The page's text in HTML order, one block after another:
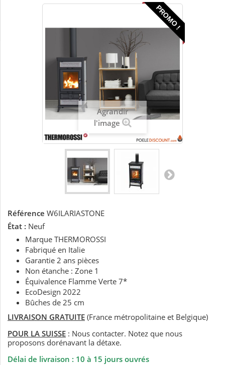
PROMO !
Agrandir
l'image
Référence W6ILARIASTONE
État : Neuf
Marque THERMOROSSI
Fabriqué en Italie
Garantie 2 ans pièces
Non étanche : Zone 1
Équivalence Flamme Verte 7*
EcoDesign 2022
Bûches de 25 cm
LIVRAISON GRATUITE (France métropolitaine et Belgique)
POUR LA SUISSE : Nous contacter. Notez que nous
proposons dorénavant la détaxe.
Délai de livraison : 10 à 15 jours ouvrés